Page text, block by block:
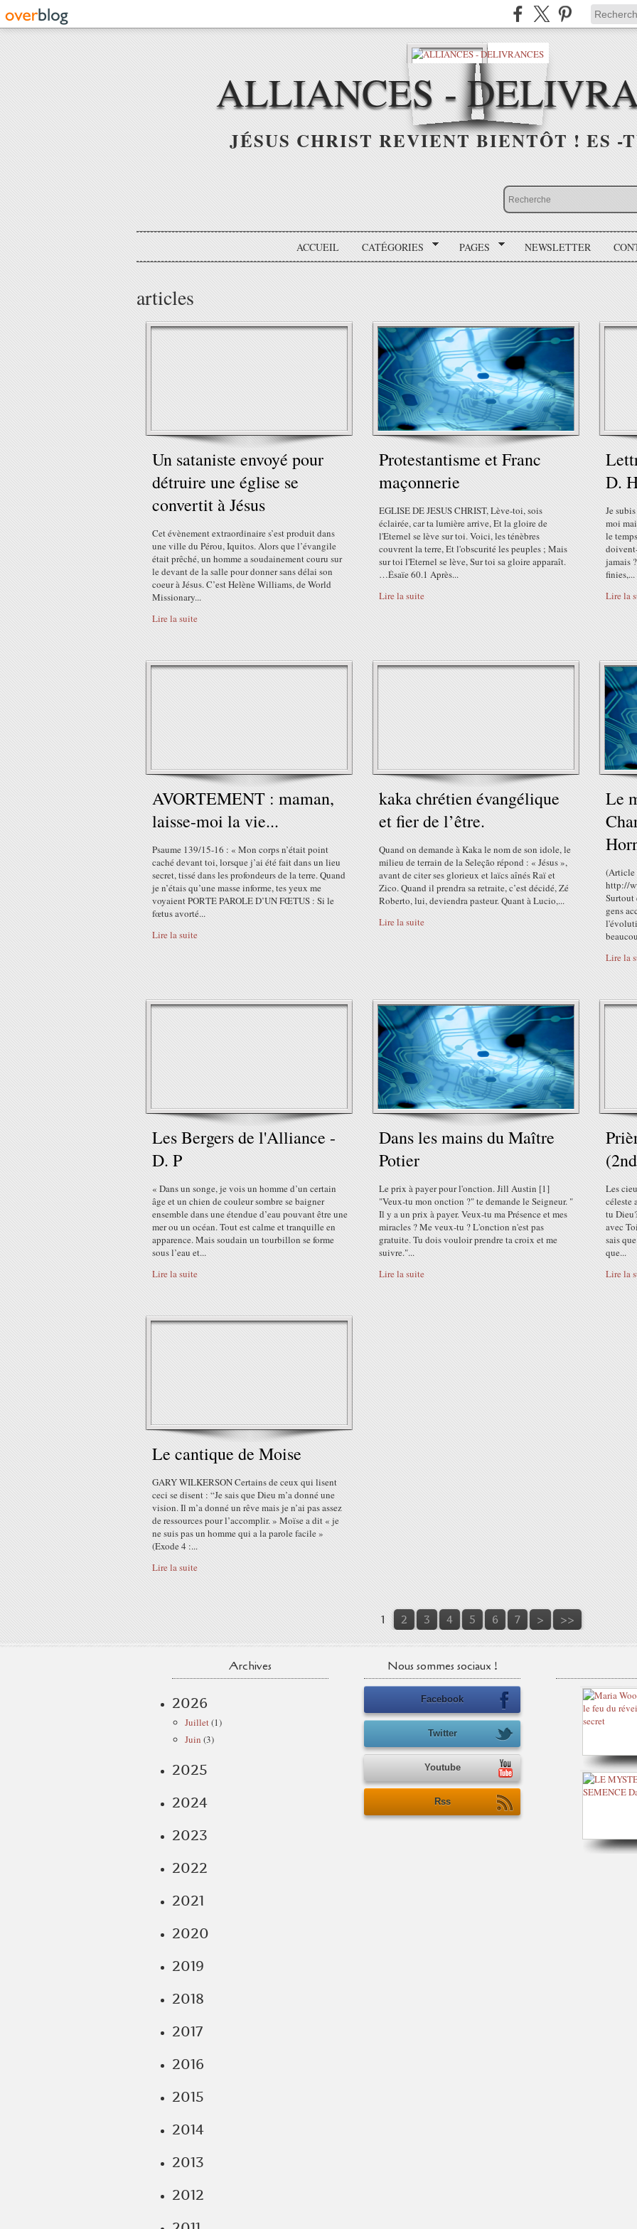
ALLIANCES -
JÉSUS CHRIST REVIENT BIENTÔT ! ES -
ACCUEIL CATÉGORIES PAGES NEWSLETTER
articles
Un sataniste envoyé pour
détruire une église se
convertit à Jésus
Cet évènement extraordinaire s’est produit dans
une ville du Pérou, Iquitos. Alors que l’évangile
était prêché, un homme a soudainement couru sur
le devant de la salle pour donner sans délai son
coeur à Jésus. C’est Helène Williams, de World
Missionary...
Lire la suite
Protestantisme et Franc
maçonnerie
EGLISE DE JESUS CHRIST, Lève-toi, sois
éclairée, car ta lumière arrive, Et la gloire de
l'Eternel se lève sur toi. Voici, les ténèbres
couvrent la terre, Et l'obscurité les peuples ; Mais
sur toi l'Eternel se lève, Sur toi sa gloire apparaît.
…Ésaïe 60.1 Après...
Lire la suite
D.
Je
moi
le
jamais
finies,...
Lire la
AVORTEMENT : maman,
laisse-moi la vie...
Psaume 139/15-16 : « Mon corps n’était point
caché devant toi, lorsque j’ai été fait dans un lieu
secret, tissé dans les profondeurs de la terre. Quand
je n’étais qu’une masse informe, tes yeux me
voyaient PORTE PAROLE D’UN FŒTUS : Si le
fœtus avorté...
Lire la suite
kaka chrétien évangélique
et fier de l’être.
Quand on demande à Kaka le nom de son idole, le
milieu de terrain de la Seleção répond : « Jésus »,
avant de citer ses glorieux et laïcs aînés Raï et
Zico. Quand il prendra sa retraite, c’est décidé, Zé
Roberto, lui, deviendra pasteur. Quant à Lucio,...
Lire la suite
Le
(Article
http://
Surtout
gens
Lire la
Les Bergers de l'Alliance -
D. P
« Dans un songe, je vois un homme d’un certain
âge et un chien de couleur sombre se baigner
ensemble dans une étendue d’eau pouvant être une
mer ou un océan. Tout est calme et tranquille en
apparence. Mais soudain un tourbillon se forme
sous l’eau et...
Lire la suite
Dans les mains du Maître
Potier
Le prix à payer pour l'onction. Jill Austin [1]
"Veux-tu mon onction ?" te demande le Seigneur. "
Il y a un prix à payer. Veux-tu ma Présence et mes
miracles ? Me veux-tu ? L'onction n'est pas
gratuite. Tu dois vouloir prendre ta croix et me
suivre."...
Lire la suite
Les
céleste
tu
avec
sais
que...
Lire la
Le cantique de Moise
GARY WILKERSON Certains de ceux qui lisent
ceci se disent : “Je sais que Dieu m’a donné une
vision. Il m’a donné un rêve mais je n’ai pas assez
de ressources pour l’accomplir. » Moïse a dit « je
ne suis pas un homme qui a la parole facile »
(Exode 4 :...
Lire la suite
1 2 3 4 5 6 7 > >>
Archives
2026
Juillet(1)
Juin (3)
2025
2024
2023
2022
2021
2020
2019
2018
2017
2016
2015
2014
2013
2012
Nous sommes sociaux !
Facebook
Twitter
Youtube
Rss